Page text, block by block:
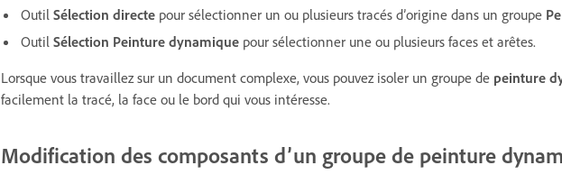
Outil Sélection directe pour sélectionner un ou plusieurs tracés d’origine dans un groupe
Outil Sélection Peinture dynamique pour sélectionner une ou plusieurs faces et arêtes.
Lorsque vous travaillez sur un document complexe, vous pouvez isoler un groupe de peinture
facilement la tracé, la face ou le bord qui vous intéresse.
Modification des composants d’un groupe de peinture